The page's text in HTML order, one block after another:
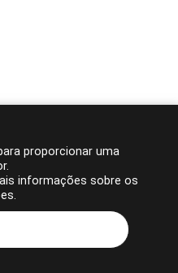
proporcionar uma
informações sobre os